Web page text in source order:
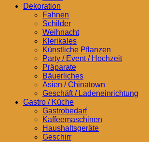
Dekoration
Fahnen
Schilder
Weihnacht
Klerikales
Künstliche Pflanzen
Party / Event / Hochzeit
Präparate
Bäuerliches
Asien / Chinatown
Geschäft / Ladeneinrichtung
Gastro / Küche
Gastrobedarf
Kaffeemaschinen
Haushaltsgeräte
Geschirr